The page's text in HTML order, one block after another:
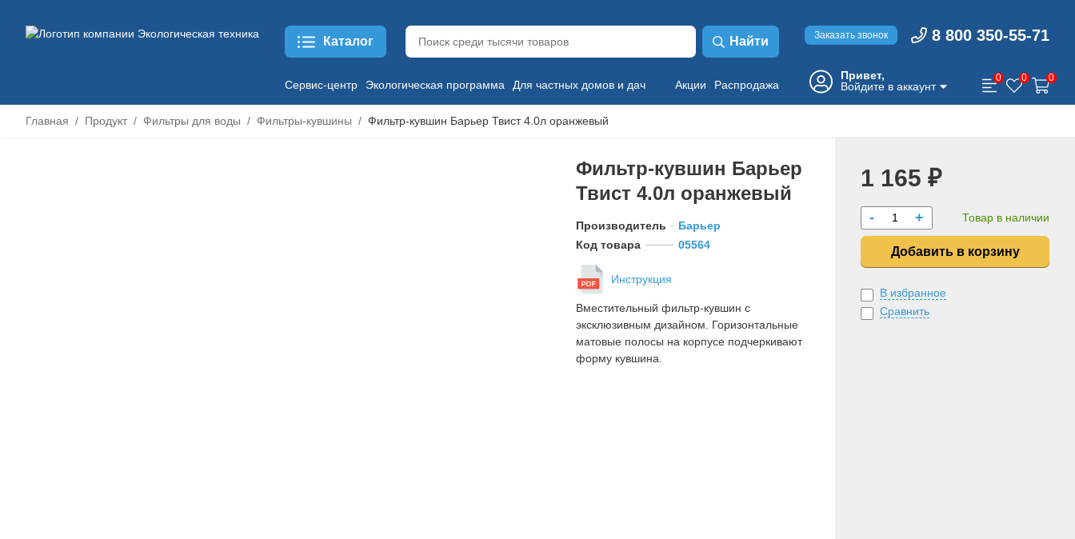
Каталог Найти
Сервис-центр Экологическая программа Для частных домов и дач Акции Распродажа
Заказать звонок 8 800 350-55-71
Привет,
Войдите в аккаунт
0 0 0
Главная Продукт Фильтры для воды Фильтры-кувшины Фильтр-кувшин Барьер Твист 4.0л оранжевый
Фильтр-кувшин Барьер
Твист 4.0л оранжевый
Производитель
Барьер
Код товара
05564
Инструкция
Вместительный фильтр-кувшин с
эксклюзивным дизайном. Горизонтальные
матовые полосы на корпусе подчеркивают
форму кувшина.
1 165 ₽
- + Товар в наличии
Добавить в корзину
В избранное
Сравнить